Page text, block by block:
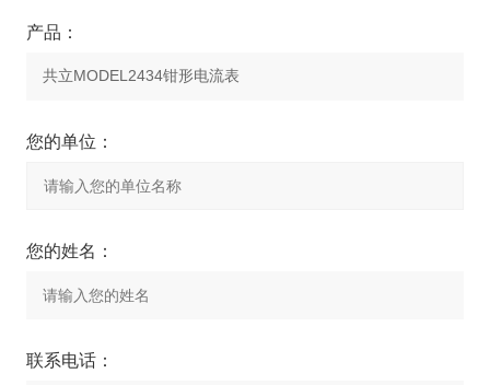
产品：
您的单位：
您的姓名：
联系电话：